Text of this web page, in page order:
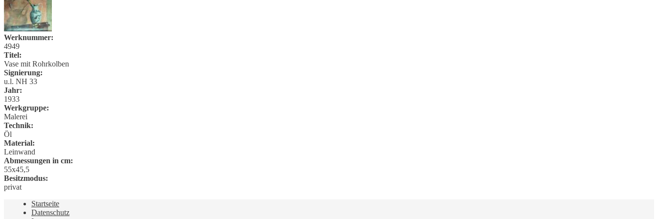
Werknummer:
4949
Titel:
Vase mit Rohrkolben
Signierung:
u.l. NH 33
Jahr:
1933
Werkgruppe:
Malerei
Technik:
Öl
Material:
Leinwand
Abmessungen in cm:
55x45,5
Besitzmodus:
privat
Startseite
Datenschutz